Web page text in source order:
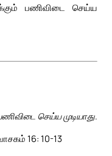
பணிவிடை செய்ய
செய்ய முடியாது.
16: 10-13